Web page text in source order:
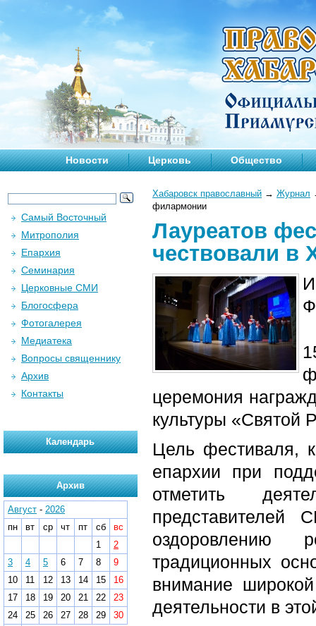
Новости Церковь Общество
Хабаровск православный → Журнал
филармонии
Лауреатов
чествовали в
церемония
культуры «Святой
Цель фестиваля,
епархии при
отметить
представителей
оздоровлению
традиционных
внимание
деятельности в
Самый Восточный
Митрополия
Епархия
Семинария
Церковные СМИ
Блогосфера
Фотогалерея
Медиатека
Вопросы священнику
Архив
Контакты
Календарь
Архив
Август - 2026
пн
вт ср чт пт сб
вс
1
2
3
4 5 6 7 8
9
10
11 12 13 14 15
16
17
18 19 20 21 22
23
24
25 26 27 28 29
30